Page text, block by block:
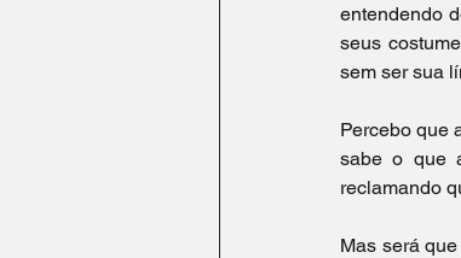
entendendo
seus
sem ser sua
Percebo que
sabe o que
reclamando
Mas será